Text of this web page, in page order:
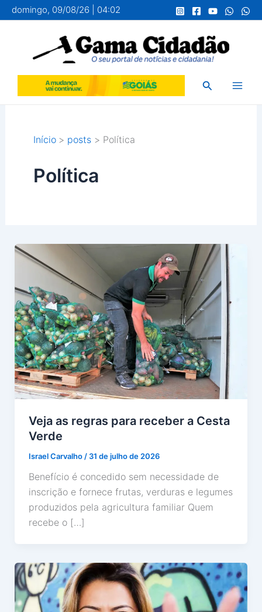
para
conteúdo
domingo, 09/08/26 | 04:02
Pesquisar
Início posts Política
Política
Veja as regras para receber a Cesta
Verde
Israel Carvalho / 31 de julho de 2026
Benefício é concedido sem necessidade de
inscrição e fornece frutas, verduras e legumes
produzidos pela agricultura familiar Quem
recebe o […]